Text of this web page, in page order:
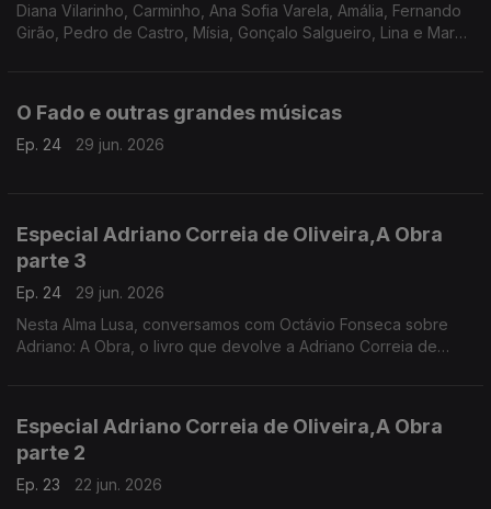
Diana Vilarinho, Carminho, Ana Sofia Varela, Amália, Fernando
Girão, Pedro de Castro, Mísia, Gonçalo Salgueiro, Lina e Marco
O Fado e outras grandes músicas
Ep. 24 29 jun. 2026
Especial Adriano Correia de Oliveira,A Obra
parte 3
Ep. 24
29 jun. 2026
Nesta Alma Lusa, conversamos com Octávio Fonseca sobre
Adriano: A Obra, o livro que devolve a Adriano Correia de
Especial Adriano Correia de Oliveira,A Obra
parte 2
Ep. 23
22 jun. 2026